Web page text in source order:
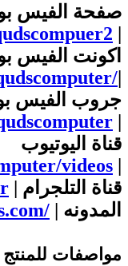
صفحة الفيس
|
اكونت الفيس
|
جروب الفيس
|
قناة اليوتيوب
|
videos
قناة التلجرام |
المدونه |
مواصفات للمنتج